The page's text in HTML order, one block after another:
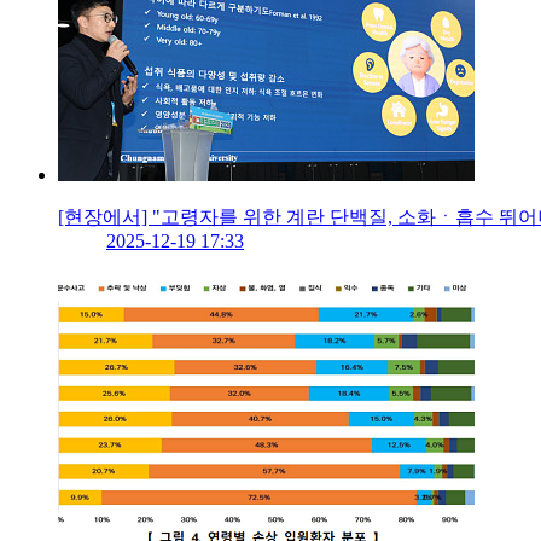
[현장에서] "고령자를 위한 계란 단백질, 소화ㆍ흡수 뛰
2025-12-19 17:33